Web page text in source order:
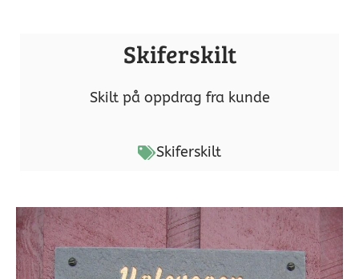
Skiferskilt
Skilt på oppdrag fra kunde
Skiferskilt